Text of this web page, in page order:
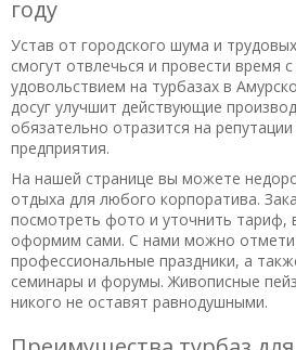
году
Устав от городского шума и
смогут отвлечься и провести время
удовольствием на турбазах в
досуг улучшит действующие
обязательно отразится на
предприятия.
На нашей странице вы можете
отдыха для любого корпоратива.
посмотреть фото и уточнить тариф,
оформим сами. С нами можно
профессиональные праздники, а
семинары и форумы. Живописные
никого не оставят равнодушными.